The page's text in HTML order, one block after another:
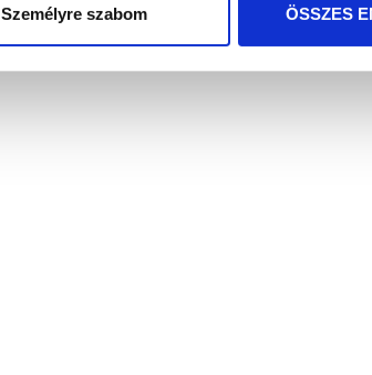
Személyre szabom ÖSSZES
Ragasztástechnika